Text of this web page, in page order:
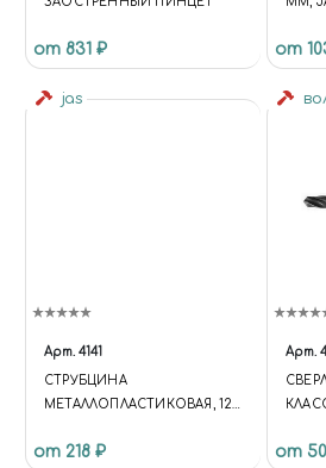
от 831 ₽ от
jas
Арт. 4141
СТРУБЦИНА
МЕТАЛЛОПЛАСТИКОВАЯ, 120
от 218 ₽
Арт.
от